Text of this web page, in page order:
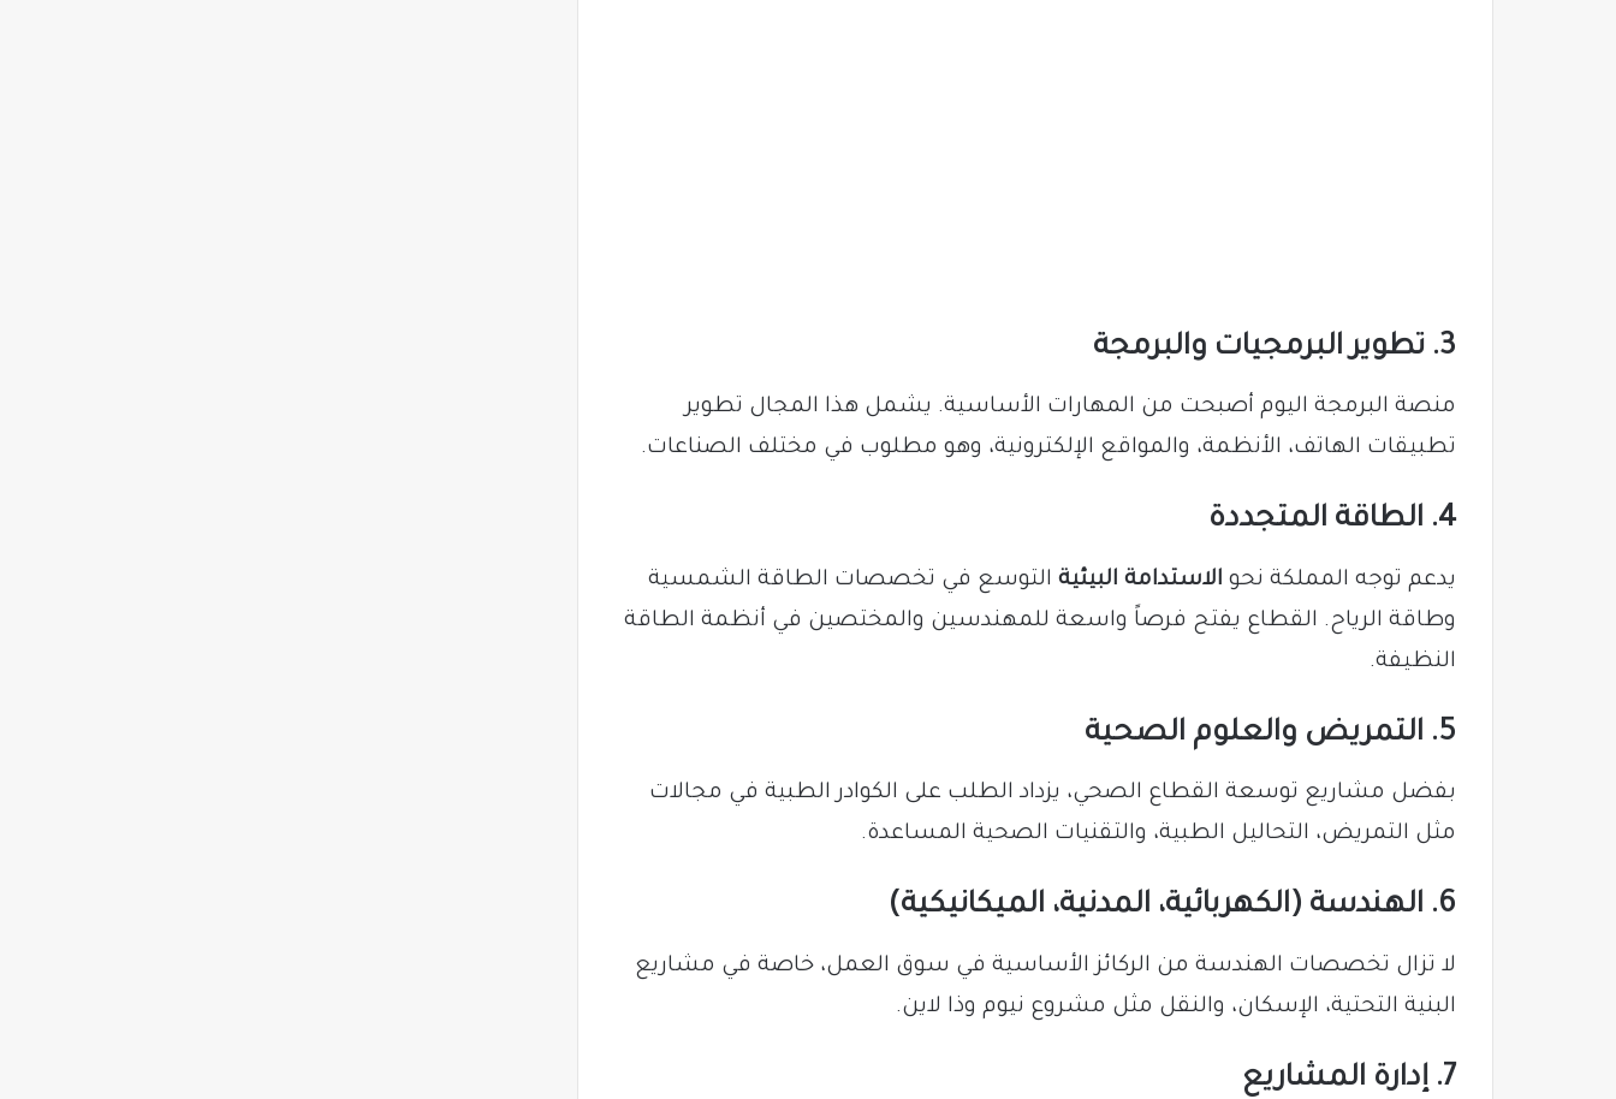
3. تطوير البرمجيات والبرمجة
منصة البرمجة اليوم أصبحت من المهارات الأساسية. يشمل هذا المجال تطوير
تطبيقات الهاتف، الأنظمة، والمواقع الإلكترونية، وهو مطلوب في مختلف الصناعات.
4. الطاقة المتجددة
يدعم توجه المملكة نحو الاستدامة البيئية التوسع في تخصصات الطاقة الشمسية
وطاقة الرياح. القطاع يفتح فرصاً واسعة للمهندسين والمختصين في أنظمة الطاقة
النظيفة.
5. التمريض والعلوم الصحية
بفضل مشاريع توسعة القطاع الصحي، يزداد الطلب على الكوادر الطبية في مجالات
مثل التمريض، التحاليل الطبية، والتقنيات الصحية المساعدة.
6. الهندسة (الكهربائية، المدنية، الميكانيكية)
لا تزال تخصصات الهندسة من الركائز الأساسية في سوق العمل، خاصة في مشاريع
البنية التحتية، الإسكان، والنقل مثل مشروع نيوم وذا لاين.
7. إدارة المشاريع